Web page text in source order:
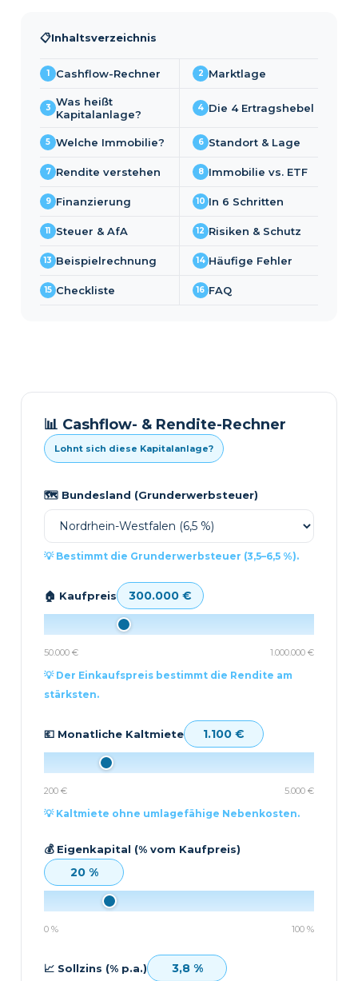
📋Inhaltsverzeichnis
1 Cashflow-Rechner 2 Marktlage
3 Was heißt
Kapitalanlage?
4 Die 4 Ertragshebel
5 Welche Immobilie? 6 Standort & Lage
7 Rendite verstehen 8 Immobilie vs. ETF
9 Finanzierung 10 In 6 Schritten
11 Steuer & AfA 12 Risiken & Schutz
13 Beispielrechnung 14 Häufige Fehler
15 Checkliste 16 FAQ
📊 Cashflow- & Rendite-Rechner
Lohnt sich diese Kapitalanlage?
🗺️ Bundesland (Grunderwerbsteuer)
💡 Bestimmt die Grunderwerbsteuer (3,5–6,5 %).
🏠 Kaufpreis 300.000 €
50.000 € 1.000.000 €
💡 Der Einkaufspreis bestimmt die Rendite am
stärksten.
💶 Monatliche Kaltmiete 1.100 €
200 € 5.000 €
💡 Kaltmiete ohne umlagefähige Nebenkosten.
💰 Eigenkapital (% vom Kaufpreis)
20 %
0 % 100 %
📈 Sollzins (% p.a.) 3,8 %